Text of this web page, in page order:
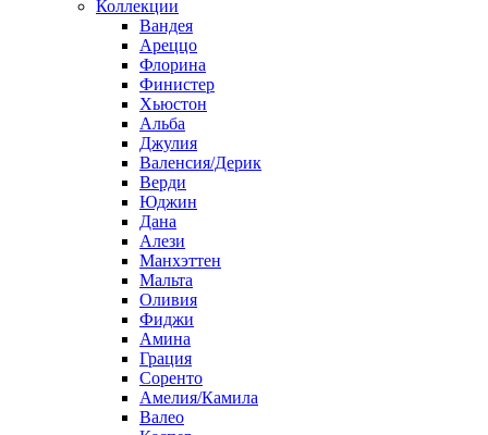
Коллекции
Вандея
Ареццо
Флорина
Финистер
Хьюстон
Альба
Джулия
Валенсия/Дерик
Верди
Юджин
Дана
Алези
Манхэттен
Мальта
Оливия
Фиджи
Амина
Грация
Соренто
Амелия/Камила
Валео